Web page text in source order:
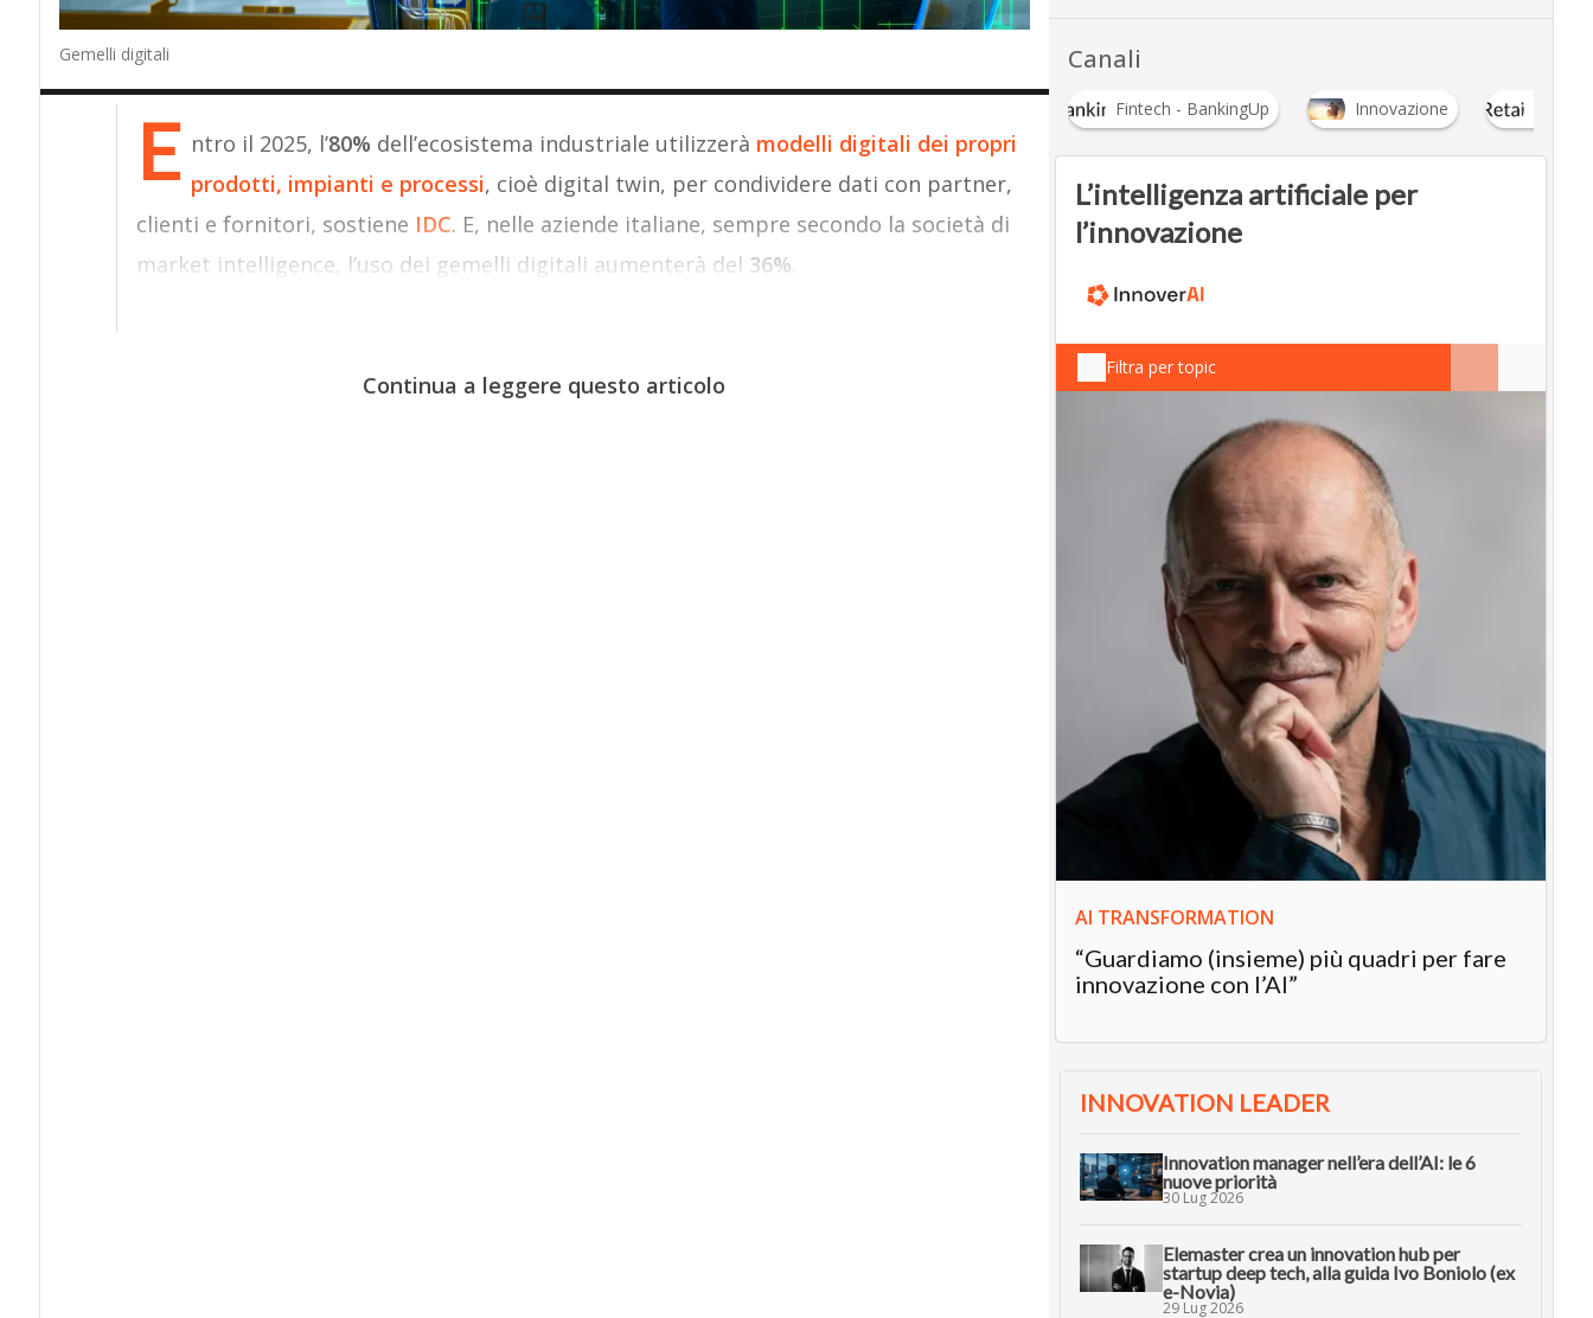
Gemelli digitali
E ntro il 2025, l’80% dell’ecosistema industriale utilizzerà modelli digitali dei propri
prodotti, impianti e processi, cioè digital twin, per condividere dati con partner,
clienti e fornitori, sostiene IDC. E, nelle aziende italiane, sempre secondo la società di
market intelligence, l’uso dei gemelli digitali aumenterà del 36%.
Continua a leggere questo articolo
Canali
Fintech - BankingUp Innovazione
L’intelligenza artificiale per
l’innovazione
Filtra per topic
AI TRANSFORMATION
“Guardiamo (insieme) più quadri per fare
innovazione con l’AI”
INNOVATION LEADER
Innovation manager nell’era dell’AI: le 6
nuove priorità
30 Lug 2026
Elemaster crea un innovation hub per
startup deep tech, alla guida Ivo Boniolo (ex
e-Novia)
29 Lug 2026